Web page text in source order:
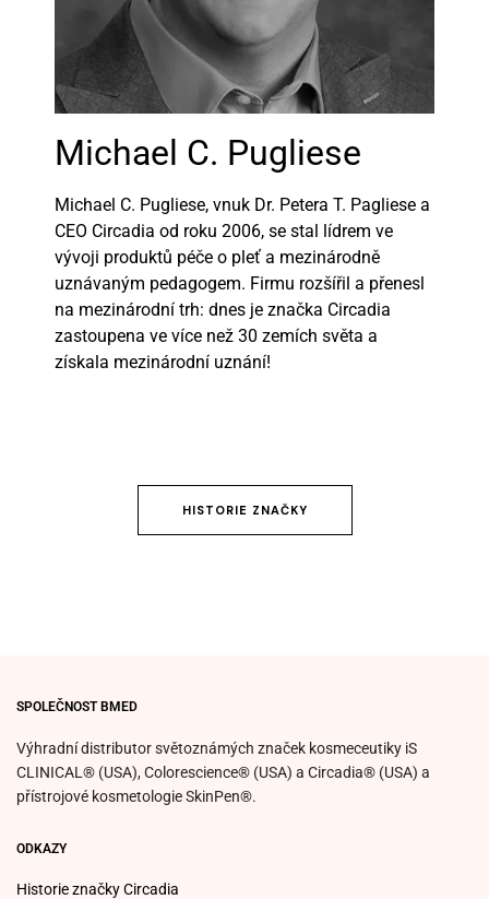
Michael C. Pugliese
Michael C. Pugliese, vnuk Dr. Petera T. Pagliese a
CEO Circadia od roku 2006, se stal lídrem ve
vývoji produktů péče o pleť a mezinárodně
uznávaným pedagogem. Firmu rozšířil a přenesl
na mezinárodní trh: dnes je značka Circadia
zastoupena ve více než 30 zemích světa a
získala mezinárodní uznání!
HISTORIE ZNAČKY
SPOLEČNOST BMED
Výhradní distributor světoznámých značek kosmeceutiky iS
CLINICAL® (USA), Colorescience® (USA) a Circadia® (USA) a
přístrojové kosmetologie SkinPen®.
ODKAZY
Historie značky Circadia